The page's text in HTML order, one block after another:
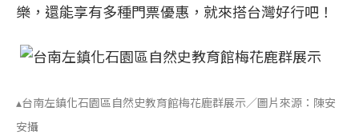
樂，還能享有多種門票優惠，就來搭台灣好行吧！
▴台南左鎮化石園區自然史教育館梅花鹿群展示／圖片來源：陳安
安攝